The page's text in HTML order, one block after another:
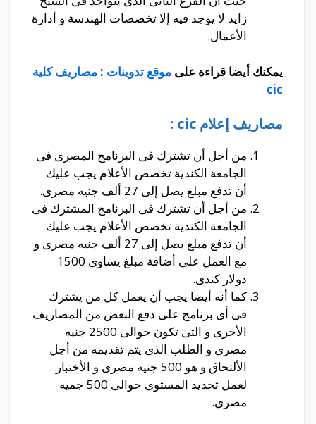
زايد لا يوجد فيه إلا تخصصات الهندسة و أدارة
الأعمال.
يمكنك أيضا قراءة على موقع تدوينات : مصاريف كلية
cic
مصاريف إعلام cic :
من أجل أن تشترك فى البرنامج المصرى فى
الجامعة الكندية تخصص الأعلام يجب عليك
أن تدفع مبلغ يصل إلى 27 ألف جنيه مصرى.
من أجل أن تشترك فى البرنامج المشترك فى
الجامعة الكندية تخصص الأعلام يجب عليك
أن تدفع مبلغ يصل إلى 27 ألف جنيه مصرى و
مع العمل على أضافة مبلغ يساوى 1500
دولار كندى.
كما أنه أيضا يجب أن يعمل كل من يشترك
فى أى برنامج على دفع البعض من المصاريف
الأخرى و التى تكون حوالى 2500 جنيه
مصرى و الطلب الذى يتم تقديمه من أجل
الألتحاق و هو 500 جنيه مصرى و الأختبار
لعمل تحديد المستوى حوالى 500 جميه
مصرى.